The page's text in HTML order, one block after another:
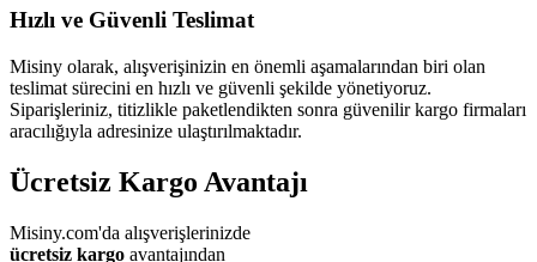
Hızlı ve Güvenli Teslimat
Misiny olarak, alışverişinizin en önemli aşamalarından biri olan
teslimat sürecini en hızlı ve güvenli şekilde yönetiyoruz.
Siparişleriniz, titizlikle paketlendikten sonra güvenilir kargo firmaları
aracılığıyla adresinize ulaştırılmaktadır.
Ücretsiz Kargo Avantajı
Misiny.com'da alışverişlerinizde
ücretsiz kargo avantajından